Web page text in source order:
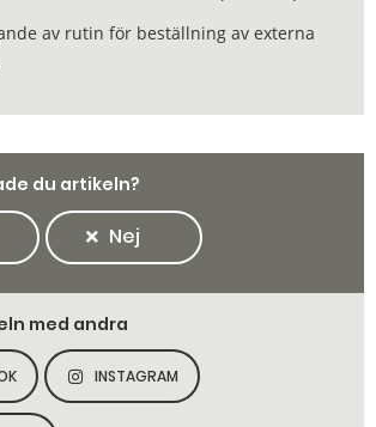
av rutin för beställning av externa
du artikeln?
Nej
med andra
SIDAN PÅ DELA SIDAN PÅ
INSTAGRAM